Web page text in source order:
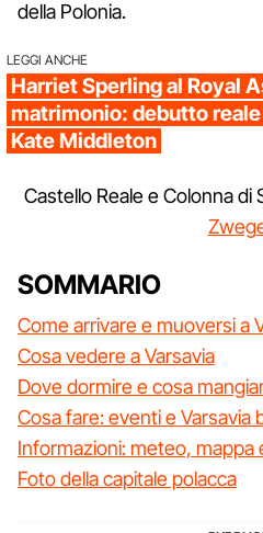
della Polonia.
LEGGI ANCHE
Harriet Sperling al Royal
matrimonio: debutto
Kate Middleton
Castello Reale e Colonna
SOMMARIO
Come arrivare e muoversi a
Cosa vedere a Varsavia
Dove dormire e cosa
Cosa fare: eventi e Varsavia
Informazioni: meteo, mappa
Foto della capitale polacca